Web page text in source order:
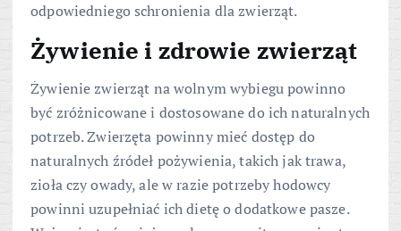
odpowiedniego schronienia dla zwierząt.
Żywienie i zdrowie zwierząt
Żywienie zwierząt na wolnym wybiegu powinno
być zróżnicowane i dostosowane do ich naturalnych
potrzeb. Zwierzęta powinny mieć dostęp do
naturalnych źródeł pożywienia, takich jak trawa,
zioła czy owady, ale w razie potrzeby hodowcy
powinni uzupełniać ich dietę o dodatkowe pasze.